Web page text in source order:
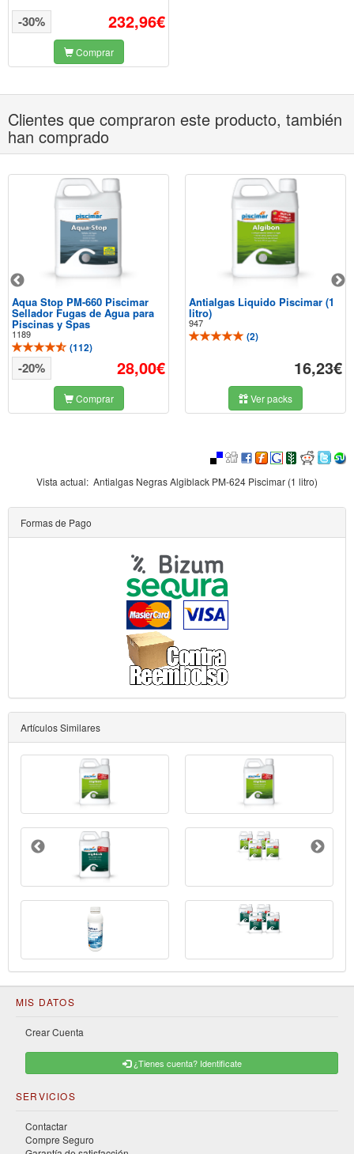
232,96€
-30%
Comprar
Clientes que compraron este producto, también
han comprado
Aqua Stop PM-660 Piscimar
Sellador Fugas de Agua para
Piscinas y Spas
1189
(112)
28,00€
-20%
Comprar
Antialgas Liquido Piscimar (1
litro)
947
(2)
16,23€
Ver packs
Vista actual: Antialgas Negras Algiblack PM-624 Piscimar (1 litro)
Formas de Pago
Artículos Similares
MIS DATOS
Crear Cuenta
¿Tienes cuenta? Identificate
SERVICIOS
Contactar
Compre Seguro